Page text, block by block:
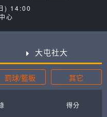
) 14:00
心
大屯社大
罰球/籃板 其它
得分